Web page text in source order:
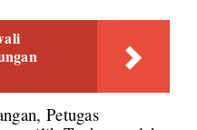
Petugas